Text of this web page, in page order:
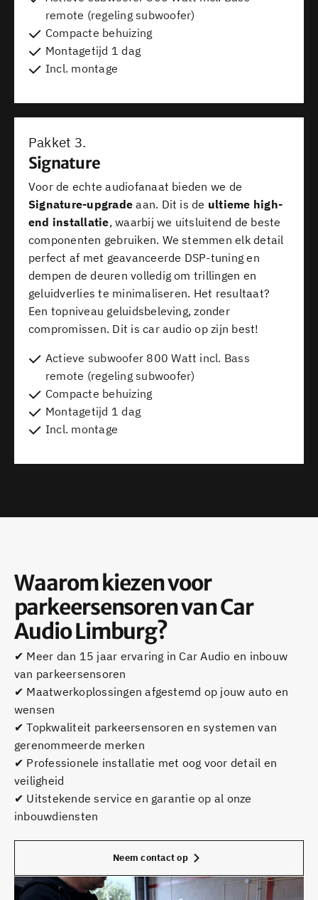
remote (regeling subwoofer)
Compacte behuizing
Montagetijd 1 dag
Incl. montage
Pakket 3.
Signature
Voor de echte audiofanaat bieden we de
Signature-upgrade aan. Dit is de ultieme high-
end installatie, waarbij we uitsluitend de beste
componenten gebruiken. We stemmen elk detail
perfect af met geavanceerde DSP-tuning en
dempen de deuren volledig om trillingen en
geluidverlies te minimaliseren. Het resultaat?
Een topniveau geluidsbeleving, zonder
compromissen. Dit is car audio op zijn best!
Actieve subwoofer 800 Watt incl. Bass
remote (regeling subwoofer)
Compacte behuizing
Montagetijd 1 dag
Incl. montage
Waarom kiezen voor
parkeersensoren van Car
Audio Limburg?
✔ Meer dan 15 jaar ervaring in Car Audio en inbouw
van parkeersensoren
✔ Maatwerkoplossingen afgestemd op jouw auto en
wensen
✔ Topkwaliteit parkeersensoren en systemen van
gerenommeerde merken
✔ Professionele installatie met oog voor detail en
veiligheid
✔ Uitstekende service en garantie op al onze
inbouwdiensten
Neem contact op